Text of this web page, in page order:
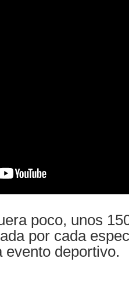
poco, unos
por cada
evento deportivo.